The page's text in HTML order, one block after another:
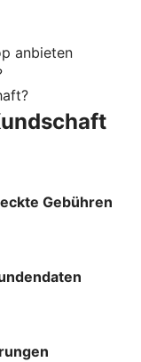
anbieten
Gebühren